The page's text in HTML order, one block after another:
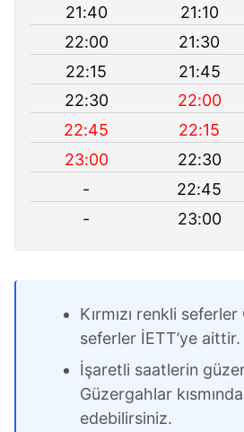
21:40
21:10
22:00
21:30
22:15
21:45
22:30
22:00
22:45
22:15
23:00
22:30
-
22:45
-
23:00
Kırmızı renkli
seferler İETT’ye aittir.
İşaretli saatlerin
Güzergahlar
edebilirsiniz.